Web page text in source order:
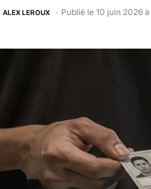
ALEX LEROUX Publié le 10 juin 2026